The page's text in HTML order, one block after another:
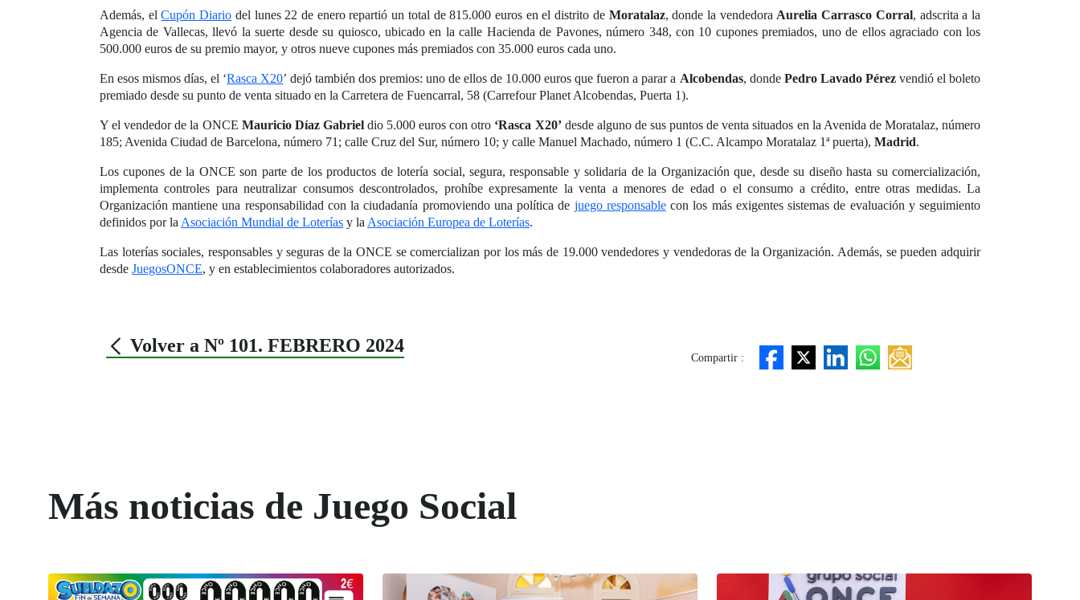
Además, elCupón Diario del lunes 22 de enero repartió un total de 815.000 euros en el distrito de Moratalaz, donde la vendedora Aurelia Carrasco Corral, adscrita a la
Agencia de Vallecas, llevó la suerte desde su quiosco, ubicado en la calle Hacienda de Pavones, número 348, con 10 cupones premiados, uno de ellos agraciado con los
500.000 euros de su premio mayor, y otros nueve cupones más premiados con 35.000 euros cada uno.
En esos mismos días, el ‘Rasca X20’ dejó también dos premios: uno de ellos de 10.000 euros que fueron a parar a Alcobendas, donde Pedro Lavado Pérezvendió el boleto
premiado desde su punto de venta situado en la Carretera de Fuencarral, 58 (Carrefour Planet Alcobendas, Puerta 1).
Y el vendedor de la ONCE Mauricio Díaz Gabrieldio 5.000 euros con otro ‘Rasca X20’desde alguno de sus puntos de venta situados en la Avenida de Moratalaz, número
185; Avenida Ciudad de Barcelona, número 71; calle Cruz del Sur, número 10; y calle Manuel Machado, número 1 (C.C. Alcampo Moratalaz 1ª puerta), Madrid.
Los cupones de la ONCE son parte de los productos de lotería social, segura, responsable y solidaria de la Organización que, desde su diseño hasta su comercialización,
implementa controles para neutralizar consumos descontrolados, prohíbe expresamente la venta a menores de edad o el consumo a crédito, entre otras medidas. La
Organización mantiene una responsabilidad con la ciudadanía promoviendo una política de juego responsablecon los más exigentes sistemas de evaluación y seguimiento
definidos por la Asociación Mundial de Loterías y la Asociación Europea de Loterías.
Las loterías sociales, responsables y seguras de la ONCE se comercializan por los más de 19.000 vendedores y vendedoras de la Organización. Además, se pueden adquirir
desde JuegosONCE, y en establecimientos colaboradores autorizados.
Volver a Nº 101. FEBRERO 2024
Compartir :
Más noticias de Juego Social